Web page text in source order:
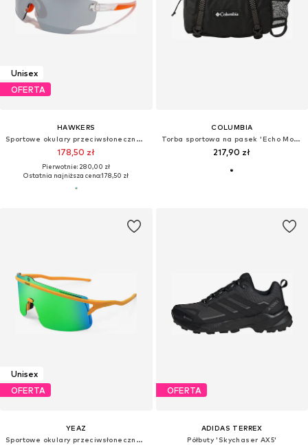
Unisex
OFERTA
HAWKERS
Sportowe okulary przeciwsłoneczne 'SPEED'
178,50 zł
Pierwotnie: 280,00 zł
Ostatnia najniższa cena:178,50 zł
COLUMBIA
Torba sportowa na pasek 'Echo Mountain™'
217,90 zł
Unisex
OFERTA
YEAZ
Sportowe okulary przeciwsłoneczne 'Sunshade'
OFERTA
ADIDAS TERREX
Półbuty 'Skychaser AX5'